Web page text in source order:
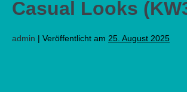
Casual Looks
admin | Veröffentlicht am 25. August 2025